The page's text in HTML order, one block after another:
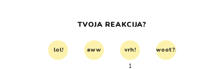
TVOJA REAKCIJA?
lol! aww vrh! woot?!
1